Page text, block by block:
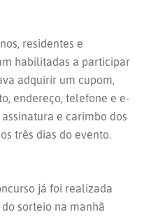
residentes e
habilitadas a participar
adquirir um cupom,
endereço, telefone e e-
e carimbo dos
três dias do evento.
já foi realizada
sorteio na manhã